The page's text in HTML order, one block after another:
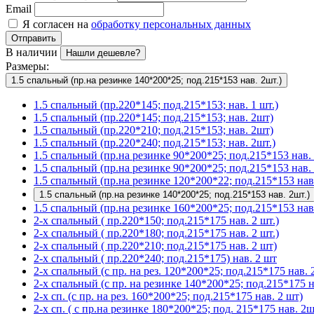
Email
Я согласен на обработку персональных данных
Отправить
В наличии Нашли дешевле?
Размеры:
1.5 спальный (пр.на резинке 140*200*25; под.215*153 нав. 2шт.)
1.5 спальный (пр.220*145; под.215*153; нав. 1 шт.)
1.5 спальный (пр.220*145; под.215*153; нав. 2шт)
1.5 спальный (пр.220*210; под.215*153; нав. 2шт)
1.5 спальный (пр.220*240; под.215*153; нав. 2шт.)
1.5 спальный (пр.на резинке 90*200*25; под.215*153
1.5 спальный (пр.на резинке 90*200*25; под.215*153
1.5 спальный (пр.на резинке 120*200*22; под.215*153
1.5 спальный (пр.на резинке 140*200*25; под.215*153 нав. 2шт.)
1.5 спальный (пр.на резинке 160*200*25; под.215*153
2-х спальный ( пр.220*150; под.215*175 нав. 2 шт.)
2-х спальный ( пр.220*180; под.215*175 нав. 2 шт.)
2-х спальный ( пр.220*210; под.215*175 нав. 2 шт)
2-х спальный ( пр.220*240; под.215*175) нав. 2 шт
2-х спальный (с пр. на рез. 120*200*25; под.215*175 нав.
2-х спальный (с пр. на резинке 140*200*25; под.215*175
2-х сп. (с пр. на рез. 160*200*25; под.215*175 нав. 2 шт)
2-х сп. ( с пр.на резинке 180*200*25; под. 215*175 нав.